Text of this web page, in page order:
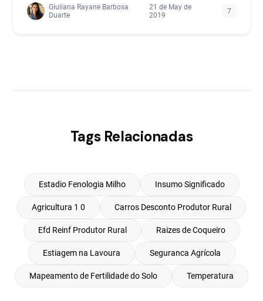
Giuliana Rayane Barbosa
Duarte
21 de May de
2019
7
Tags Relacionadas
Estadio Fenologia Milho Insumo Significado
Agricultura 1 0 Carros Desconto Produtor Rural
Efd Reinf Produtor Rural Raizes de Coqueiro
Estiagem na Lavoura Seguranca Agrícola
Mapeamento de Fertilidade do Solo Temperatura